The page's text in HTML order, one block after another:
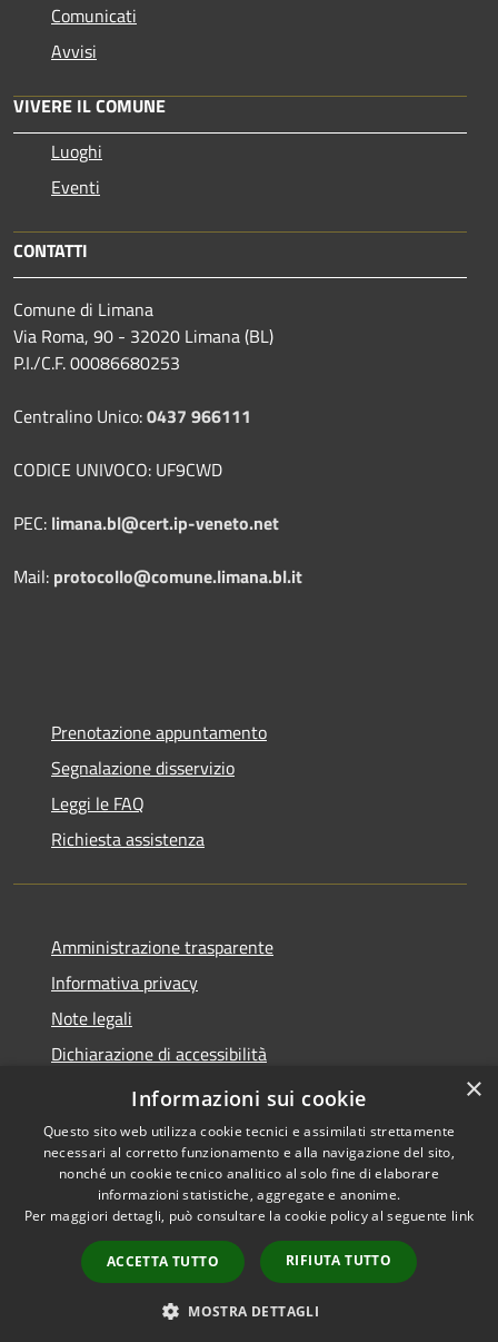
Comunicati
Avvisi
VIVERE IL COMUNE
Luoghi
Eventi
CONTATTI
Comune di Limana
Via Roma, 90 - 32020 Limana (BL)
P.I./C.F. 00086680253
Centralino Unico:0437 966111
CODICE UNIVOCO: UF9CWD
PEC: limana.bl@cert.ip-veneto.net
Mail: protocollo@comune.limana.bl.it
Prenotazione appuntamento
Segnalazione disservizio
Leggi le FAQ
Richiesta assistenza
Amministrazione trasparente
Informativa privacy
Note legali
Dichiarazione di accessibilità
Moduli Privacy Amministrazione trasparente
Accessibilità
Copyright © 2026 • Comune di
Limana • Powered by
Municipium•
Accesso
redazione
×
Informazioni sui cookie
Questo sito web utilizza cookie tecnici e assimilati strettamente
necessari al corretto funzionamento e alla navigazione del sito,
nonché un cookie tecnico analitico al solo fine di elaborare
informazioni statistiche, aggregate e anonime.
Per maggiori dettagli, può consultare la cookie policy al seguente link
ACCETTA TUTTO RIFIUTA TUTTO
MOSTRA DETTAGLI